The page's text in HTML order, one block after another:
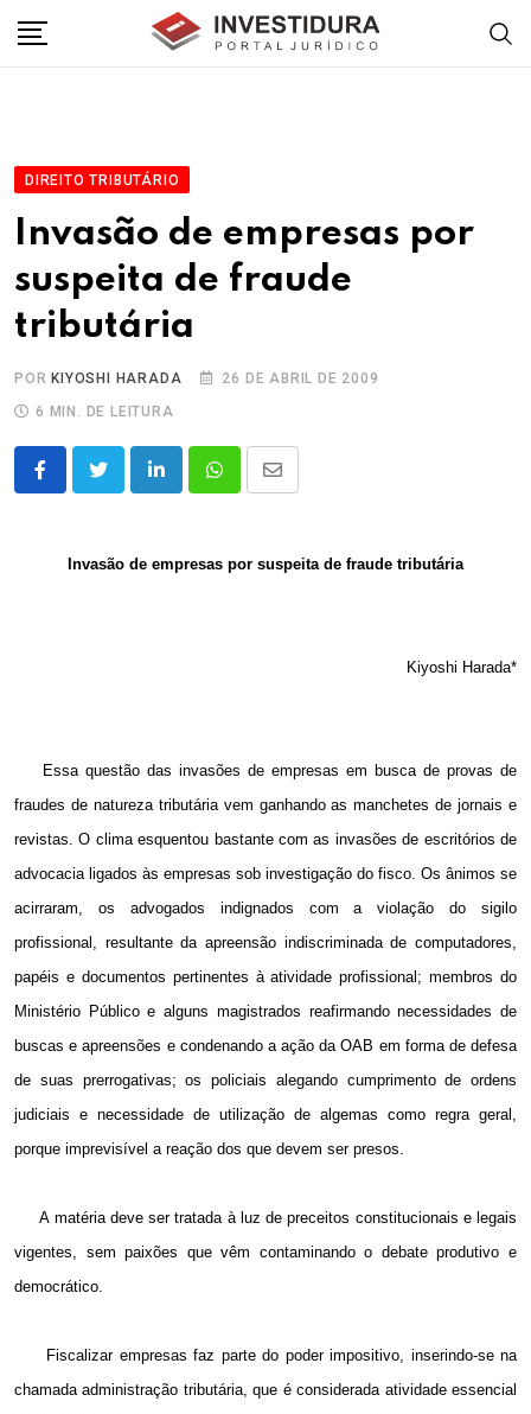
DIREITO TRIBUTÁRIO
Invasão de empresas por
suspeita de fraude
tributária
POR KIYOSHI HARADA
26 DE ABRIL DE 2009
6 MIN. DE LEITURA
LinkedInWhatsappShare
Invasão de empresas por suspeita de fraude tributária
Kiyoshi Harada*
Essa questão das invasões de empresas em busca de provas de
fraudes de natureza tributária vem ganhando as manchetes de jornais e
revistas. O clima esquentou bastante com as invasões de escritórios de
advocacia ligados às empresas sob investigação do fisco. Os ânimos se
acirraram, os advogados indignados com a violação do sigilo
profissional, resultante da apreensão indiscriminada de computadores,
papéis e documentos pertinentes à atividade profissional; membros do
Ministério Público e alguns magistrados reafirmando necessidades de
buscas e apreensões e condenando a ação da OAB em forma de defesa
de suas prerrogativas; os policiais alegando cumprimento de ordens
judiciais e necessidade de utilização de algemas como regra geral,
porque imprevisível a reação dos que devem ser presos.
A matéria deve ser tratada à luz de preceitos constitucionais e legais
vigentes, sem paixões que vêm contaminando o debate produtivo e
democrático.
Fiscalizar empresas faz parte do poder impositivo, inserindo-se na
chamada administração tributária, que é considerada atividade essencial